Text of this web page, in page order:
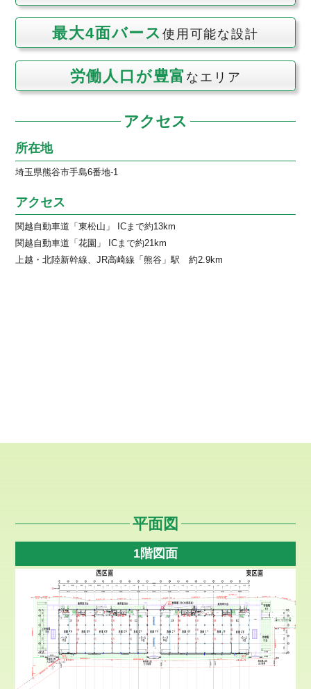
最大4面バース 使用可能な設計
労働人口が豊富 なエリア
アクセス
所在地
埼玉県熊谷市手島6番地-1
アクセス
関越自動車道「東松山」 ICまで約13km
関越自動車道「花園」 ICまで約21km
上越・北陸新幹線、JR高崎線「熊谷」駅 約2.9km
平面図
1階図面